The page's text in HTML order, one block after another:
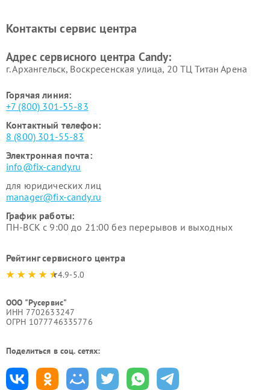
Контакты сервис центра
Адрес сервисного центра Candy:
г. Архангельск, Воскресенская улица, 20 ТЦ Титан Арена
Горячая линия:
+7 (800) 301-55-83
Контактный телефон:
8 (800) 301-55-83
Электронная почта:
info@fix-candy.ru
для юридических лиц
manager@fix-candy.ru
График работы:
ПН-ВСК с 9:00 до 21:00 без перерывов и выходных
Рейтинг сервисного центра
4.9-5.0
ООО "Русервис"
ИНН 7702633247
ОГРН 1077746335776
Поделиться в соц. сетях: